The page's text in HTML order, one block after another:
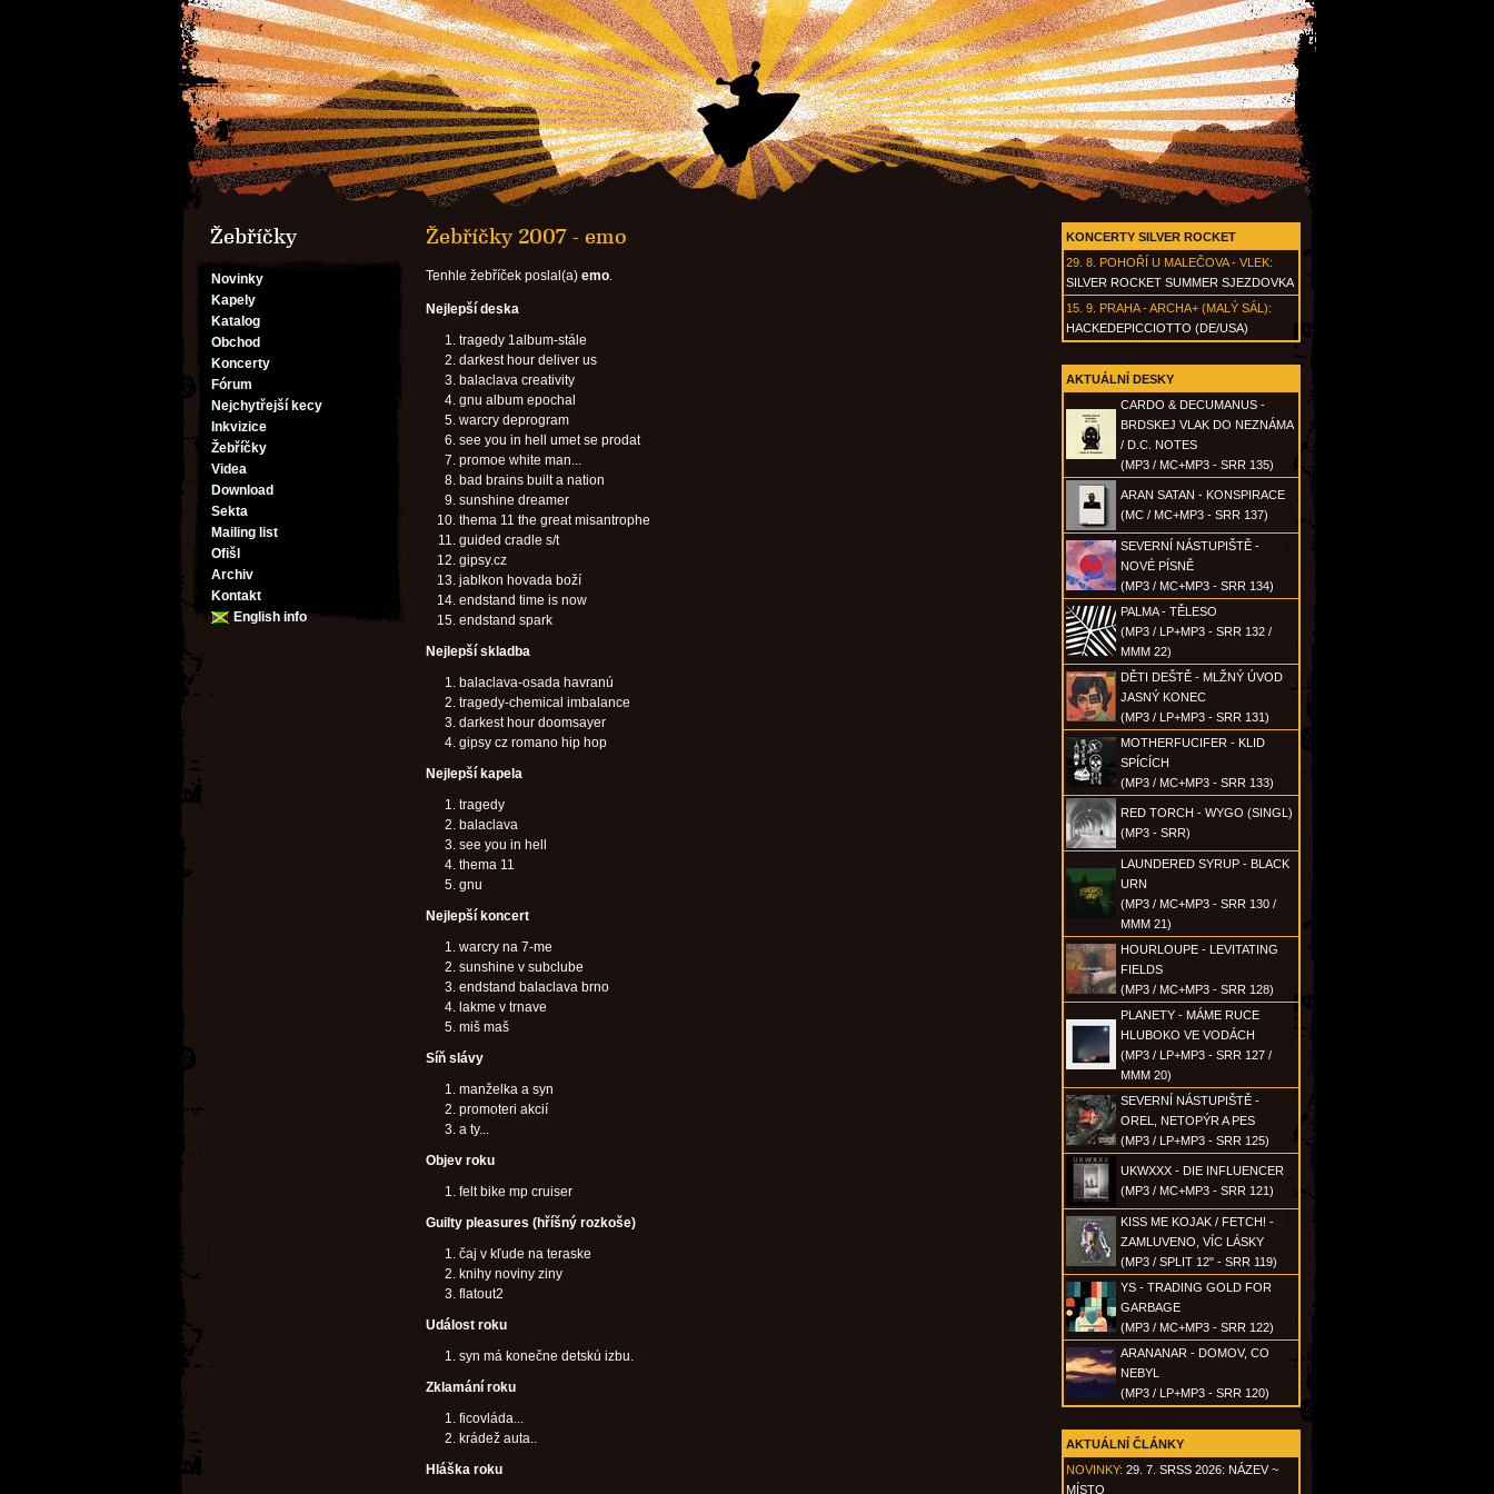
Žebříčky
Novinky
Kapely
Katalog
Obchod
Koncerty
Fórum
Nejchytřejší kecy
Inkvizice
Žebříčky
Videa
Download
Sekta
Mailing list
Ofišl
Archiv
Kontakt
English info
KONCERTY SILVER ROCKET
29. 8. POHOŘÍ U MALEČOVA - VLEK:
SILVER ROCKET SUMMER SJEZDOVKA
15. 9. PRAHA - ARCHA+ (MALÝ SÁL):
HACKEDEPICCIOTTO (DE/USA)
AKTUÁLNÍ DESKY
CARDO & DECUMANUS -
BRDSKEJ VLAK DO NEZNÁMA
/ D.C. NOTES
(MP3 / MC+MP3 - SRR 135)
ARAN SATAN - KONSPIRACE
(MC / MC+MP3 - SRR 137)
SEVERNÍ NÁSTUPIŠTĚ -
NOVÉ PÍSNĚ
(MP3 / MC+MP3 - SRR 134)
PALMA - TĚLESO
(MP3 / LP+MP3 - SRR 132 /
MMM 22)
DĚTI DEŠTĚ - MLŽNÝ ÚVOD
JASNÝ KONEC
(MP3 / LP+MP3 - SRR 131)
MOTHERFUCIFER - KLID
SPÍCÍCH
(MP3 / MC+MP3 - SRR 133)
RED TORCH - WYGO (SINGL)
(MP3 - SRR)
LAUNDERED SYRUP - BLACK
URN
(MP3 / MC+MP3 - SRR 130 /
MMM 21)
HOURLOUPE - LEVITATING
FIELDS
(MP3 / MC+MP3 - SRR 128)
PLANETY - MÁME RUCE
HLUBOKO VE VODÁCH
(MP3 / LP+MP3 - SRR 127 /
MMM 20)
SEVERNÍ NÁSTUPIŠTĚ -
OREL, NETOPÝR A PES
(MP3 / LP+MP3 - SRR 125)
UKWXXX - DIE INFLUENCER
(MP3 / MC+MP3 - SRR 121)
KISS ME KOJAK / FETCH! -
ZAMLUVENO, VÍC LÁSKY
(MP3 / SPLIT 12" - SRR 119)
YS - TRADING GOLD FOR
GARBAGE
(MP3 / MC+MP3 - SRR 122)
ARANANAR - DOMOV, CO
NEBYL
(MP3 / LP+MP3 - SRR 120)
AKTUÁLNÍ ČLÁNKY
NOVINKY: 29. 7. SRSS 2026: NÁZEV ~
MÍSTO
Žebříčky 2007 - emo
Tenhle žebříček poslal(a) emo.
Nejlepší deska
tragedy 1album-stále
darkest hour deliver us
balaclava creativity
gnu album epochal
warcry deprogram
see you in hell umet se prodat
promoe white man...
bad brains built a nation
sunshine dreamer
thema 11 the great misantrophe
guided cradle s/t
gipsy.cz
jablkon hovada boží
endstand time is now
endstand spark
Nejlepší skladba
balaclava-osada havranú
tragedy-chemical imbalance
darkest hour doomsayer
gipsy cz romano hip hop
Nejlepší kapela
tragedy
balaclava
see you in hell
thema 11
gnu
Nejlepší koncert
warcry na 7-me
sunshine v subclube
endstand balaclava brno
lakme v trnave
miš maš
Síň slávy
manželka a syn
promoteri akcií
a ty...
Objev roku
felt bike mp cruiser
Guilty pleasures (hříšný rozkoše)
čaj v kľude na teraske
knihy noviny ziny
flatout2
Událost roku
syn má konečne detskú izbu.
Zklamání roku
ficovláda...
krádež auta..
Hláška roku